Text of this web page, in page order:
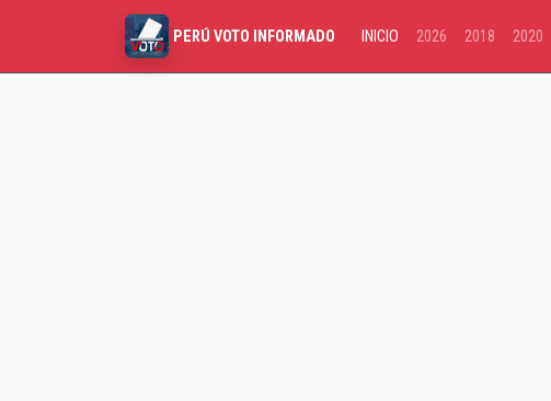
PERÚ VOTO INFORMADO INICIO 2026 2018 2020